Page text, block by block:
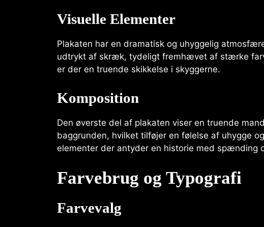
Visuelle Elementer
Plakaten har en dramatisk og uhyggelig
udtrykt af skræk, tydeligt fremhævet af stærke
er der en truende skikkelse i skyggerne.
Komposition
Den øverste del af plakaten viser en truende
baggrunden, hvilket tilføjer en følelse af uhygge
elementer der antyder en historie med spænding
Farvebrug og Typografi
Farvevalg